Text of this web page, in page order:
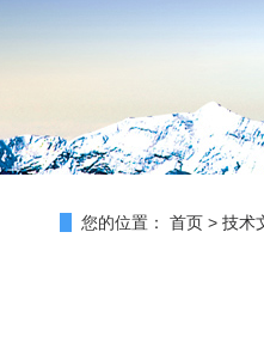
您的位置： 首页 > 技术